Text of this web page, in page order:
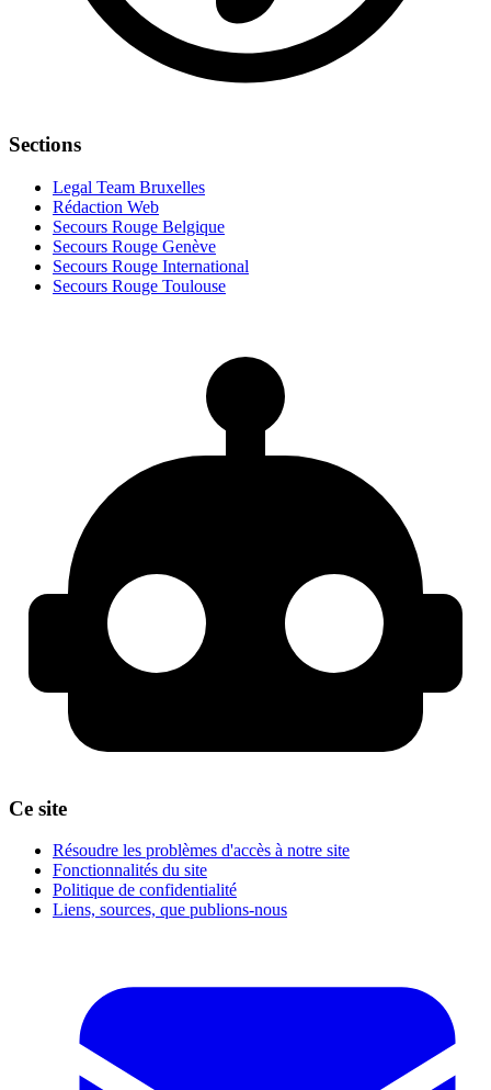
Sections
Legal Team Bruxelles
Rédaction Web
Secours Rouge Belgique
Secours Rouge Genève
Secours Rouge International
Secours Rouge Toulouse
Ce site
Résoudre les problèmes d'accès à notre site
Fonctionnalités du site
Politique de confidentialité
Liens, sources, que publions-nous